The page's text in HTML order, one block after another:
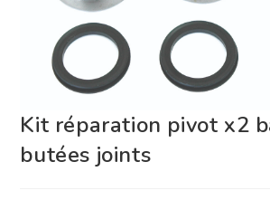
Kit réparation pivot x2
butées joints